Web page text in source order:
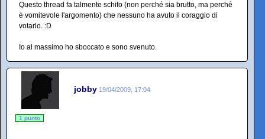
Questo thread fa talmente schifo (non perché sia brutto, ma perché
è vomitevole l'argomento) che nessuno ha avuto il coraggio di
votarlo. :D
Io al massimo ho sboccato e sono svenuto.
jobby 19/04/2009, 17:04
1 punto